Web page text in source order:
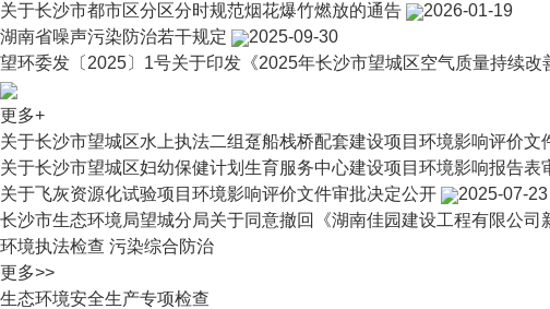
关于长沙市都市区分区分时规范烟花爆竹燃放的通告
2026-01-19
湖南省噪声污染防治若干规定
2025-09-30
望环委发〔2025〕1号关于印发《2025年长沙市望城区空气质量持续
更多+
关于长沙市望城区水上执法二组趸船栈桥配套建设项目环境影响评价文
关于长沙市望城区妇幼保健计划生育服务中心建设项目环境影响报告表
关于飞灰资源化试验项目环境影响评价文件审批决定公开
2025-07-23
长沙市生态环境局望城分局关于同意撤回《湖南佳园建设工程有限公
环境执法检查 污染综合防治
更多>>
生态环境安全生产专项检查